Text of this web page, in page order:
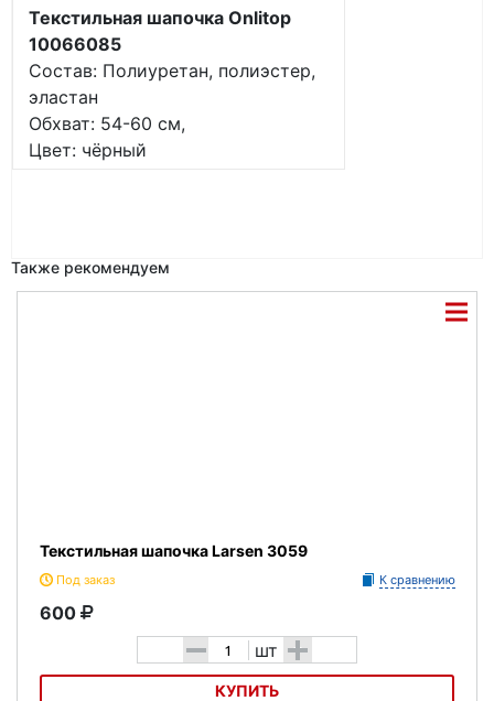
Текстильная шапочка Onlitop
10066085
Состав: Полиуретан, полиэстер,
эластан
Обхват: 54-60 см,
Цвет: чёрный
Также рекомендуем
Текстильная шапочка Larsen 3059
Под заказ К сравнению
600
- шт +
КУПИТЬ